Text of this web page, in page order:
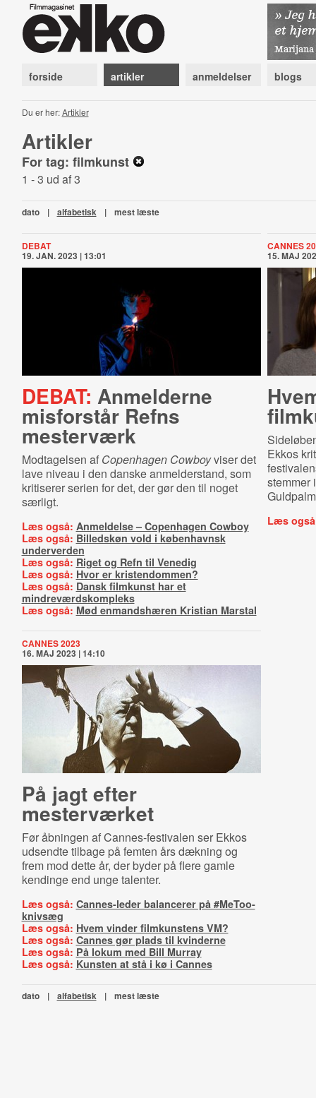
forside artikler anmeldelser blogs
Du er her:Artikler
Artikler
For tag: filmkunst
1 - 3 ud af 3
dato | alfabetisk | mest læste
DEBAT
19. JAN. 2023 | 13:01
DEBAT: Anmelderne
misforstår Refns
mesterværk
Modtagelsen af Copenhagen Cowboyviser det
lave niveau i den danske anmelderstand, som
kritiserer serien for det, der gør den til noget
særligt.
Læs også: Anmeldelse – Copenhagen Cowboy
Læs også: Billedskøn vold i københavnsk
underverden
Læs også: Riget og Refn til Venedig
Læs også: Hvor er kristendommen?
Læs også: Dansk filmkunst har et
mindreværdskompleks
Læs også: Mød enmandshæren Kristian Marstal
CANNES
15. MAJ
Ekkos
stemmer
Læs
CANNES 2023
16. MAJ 2023 | 14:10
På jagt efter
mesterværket
Før åbningen af Cannes-festivalen ser Ekkos
udsendte tilbage på femten års dækning og
frem mod dette år, der byder på flere gamle
kendinge end unge talenter.
Læs også: Cannes-leder balancerer på #MeToo-
knivsæg
Læs også: Hvem vinder filmkunstens VM?
Læs også: Cannes gør plads til kvinderne
Læs også: På lokum med Bill Murray
Læs også: Kunsten at stå i kø i Cannes
dato | alfabetisk | mest læste